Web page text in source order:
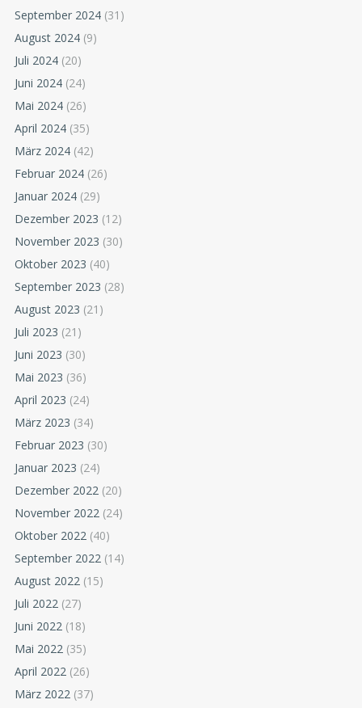
September 2024 (31)
August 2024 (9)
Juli 2024 (20)
Juni 2024 (24)
Mai 2024 (26)
April 2024 (35)
März 2024 (42)
Februar 2024 (26)
Januar 2024 (29)
Dezember 2023 (12)
November 2023 (30)
Oktober 2023 (40)
September 2023 (28)
August 2023 (21)
Juli 2023 (21)
Juni 2023 (30)
Mai 2023 (36)
April 2023 (24)
März 2023 (34)
Februar 2023 (30)
Januar 2023 (24)
Dezember 2022 (20)
November 2022 (24)
Oktober 2022 (40)
September 2022 (14)
August 2022 (15)
Juli 2022 (27)
Juni 2022 (18)
Mai 2022 (35)
April 2022 (26)
März 2022 (37)